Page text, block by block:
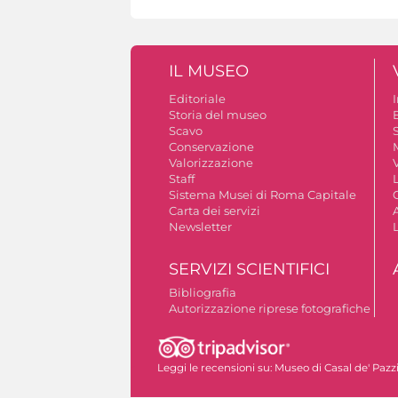
IL MUSEO
Editoriale
Storia del museo
Scavo
Conservazione
Valorizzazione
Staff
Sistema Musei di Roma Capitale
Carta dei servizi
Newsletter
SERVIZI SCIENTIFICI
Bibliografia
Autorizzazione riprese fotografiche
Leggi le recensioni su: Museo di Casal de' Pazzi